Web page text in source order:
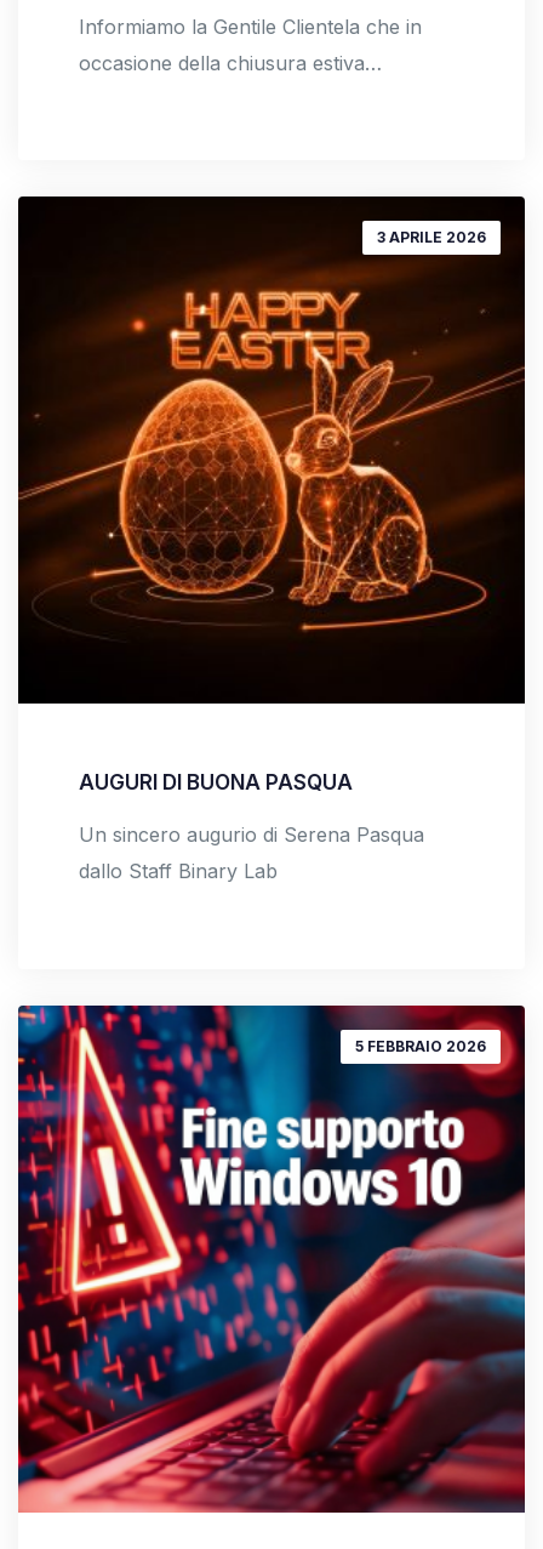
Informiamo la Gentile Clientela che in
occasione della chiusura estiva…
3 APRILE 2026
AUGURI DI BUONA PASQUA
Un sincero augurio di Serena Pasqua
dallo Staff Binary Lab
5 FEBBRAIO 2026